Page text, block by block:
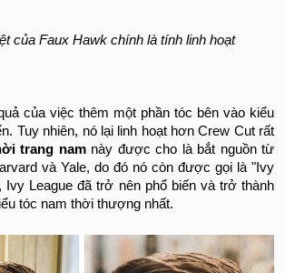
của Faux Hawk chính là tính linh hoạt
của việc thêm một phần tóc bên vào kiểu
Tuy nhiên, nó lại linh hoạt hơn Crew Cut rất
trang namnày được cho là bắt nguồn từ
và Yale, do đó nó còn được gọi là "Ivy
Ivy League đã trở nên phổ biến và trở thành
tóc nam thời thượng nhất.